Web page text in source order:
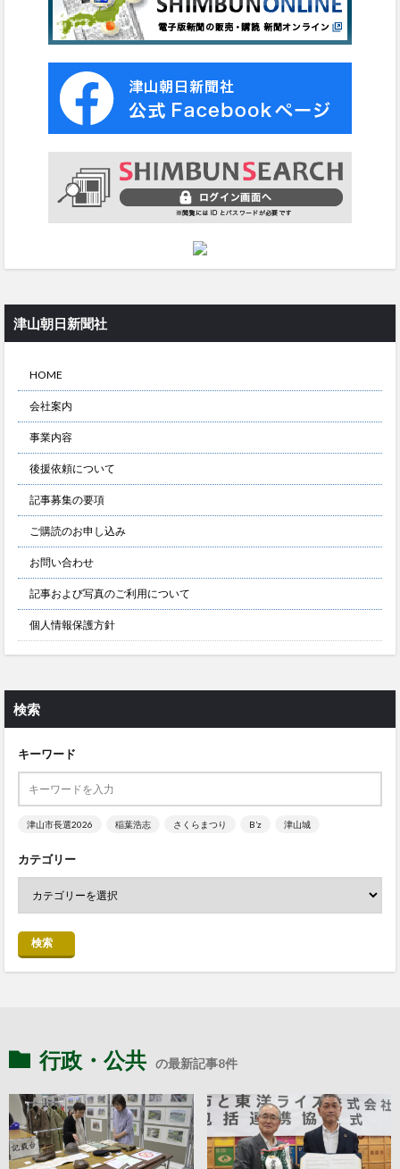
津山朝日新聞社
HOME
会社案内
事業内容
後援依頼について
記事募集の要項
ご購読のお申し込み
お問い合わせ
記事および写真のご利用について
個人情報保護方針
検索
キーワード
津山市長選2026 稲葉浩志 さくらまつり B’z 津山城
カテゴリー
検索
行政・公共 の最新記事8件